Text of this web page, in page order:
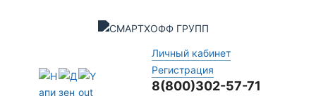
Личный кабинет
Регистрация
8(800)302-57-71